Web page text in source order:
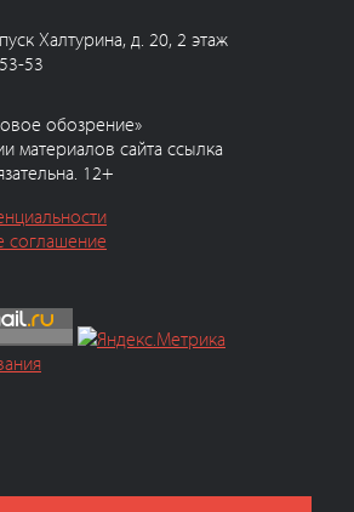
Халтурина, д. 20, 2 этаж
53
обозрение»
материалов сайта ссылка
12+
соглашение